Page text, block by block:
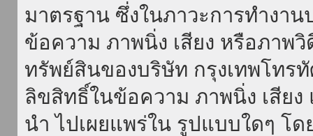
มาตรฐาน ซึ่งในภาวะการทำงา
ข้อความ ภาพนิ่ง เสียง หรือภาพ
ทรัพย์สินของบริษัท กรุงเทพโทร
ลิขสิทธิ์ในข้อความ ภาพนิ่ง เสีย
นำ ไปเผยแพร่ใน รูปแบบใดๆ โ